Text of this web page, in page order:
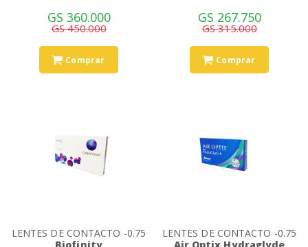
GS 360.000
GS 450.000
Comprar
GS 267.750
GS 315.000
Comprar
LENTES DE CONTACTO -0.75
LENTES DE CONTACTO -0.75